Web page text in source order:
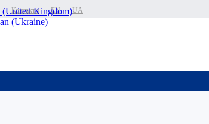
UA
EN
Контакти